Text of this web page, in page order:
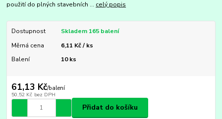
použití do plných stavebních ... celý popis
Dostupnost
Skladem 165 balení
Měrná cena
6,11 Kč / ks
Balení
10 ks
61,13 Kč/balení
50,52 Kč bez DPH
Přidat do košíku